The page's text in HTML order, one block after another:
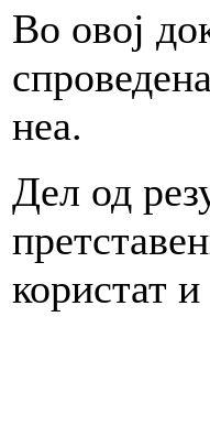
Во овој
неа.
Дел од
користат